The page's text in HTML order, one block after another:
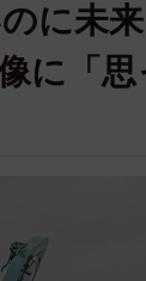
に未
に「思